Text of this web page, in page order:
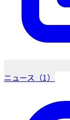
ニュース（1）